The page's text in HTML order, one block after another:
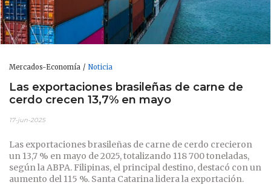
Mercados-Economía Noticia
Las exportaciones brasileñas de carne de
cerdo crecen 13,7% en mayo
17-jun-2025
Las exportaciones brasileñas de carne de cerdo crecieron
un 13,7 % en mayo de 2025, totalizando 118 700 toneladas,
según la ABPA. Filipinas, el principal destino, destacó con un
aumento del 115 %. Santa Catarina lidera la exportación.